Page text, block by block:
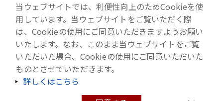
開発者支援制度
公的研究費の管理体制
当ウェブサイトでは、利便性向上のためCookieを使
用しています。当ウェブサイトをご覧いただく際
は、Cookieの使用にご同意いただきますようお願い
いたします。なお、このまま当ウェブサイトをご覧
いただいた場合、Cookieの使用にご同意いただいた
ものとさせていただきます。
詳しくはこちら